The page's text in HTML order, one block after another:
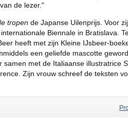
de lezer."
tropen de Japanse Uilenprijs. Voor
Biennale in Bratislava.
heeft met zijn Kleine IJsbeer-
een geliefde mascotte
met de Italiaanse illustratrice
Zijn vrouw schreef de teksten